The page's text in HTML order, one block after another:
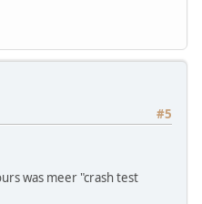
#5
was meer "crash test